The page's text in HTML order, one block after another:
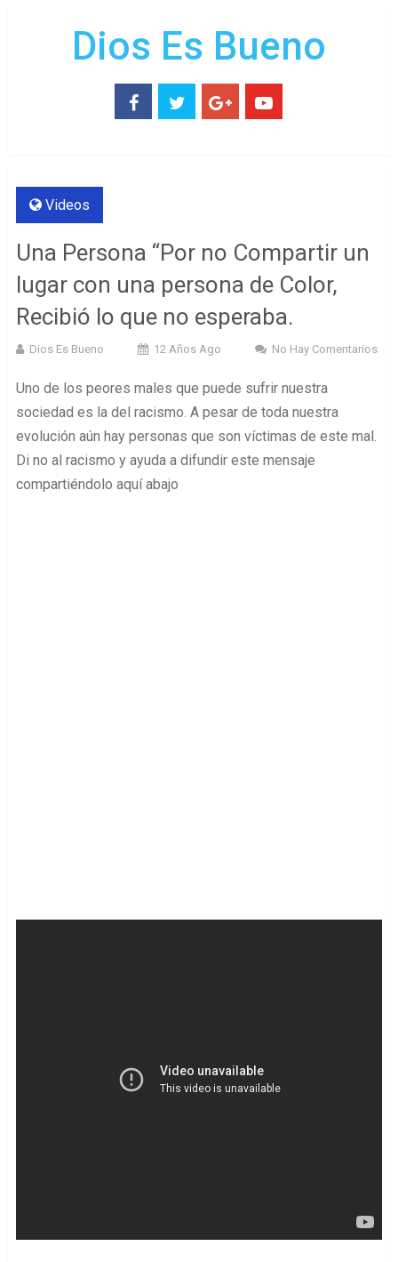
Dios Es Bueno
Videos
Una Persona “Por no Compartir un
lugar con una persona de Color,
Recibió lo que no esperaba.
Dios Es Bueno 12 Años Ago No Hay Comentarios
Uno de los peores males que puede sufrir nuestra
sociedad es la del racismo. A pesar de toda nuestra
evolución aún hay personas que son víctimas de este mal.
Di no al racismo y ayuda a difundir este mensaje
compartiéndolo aquí abajo